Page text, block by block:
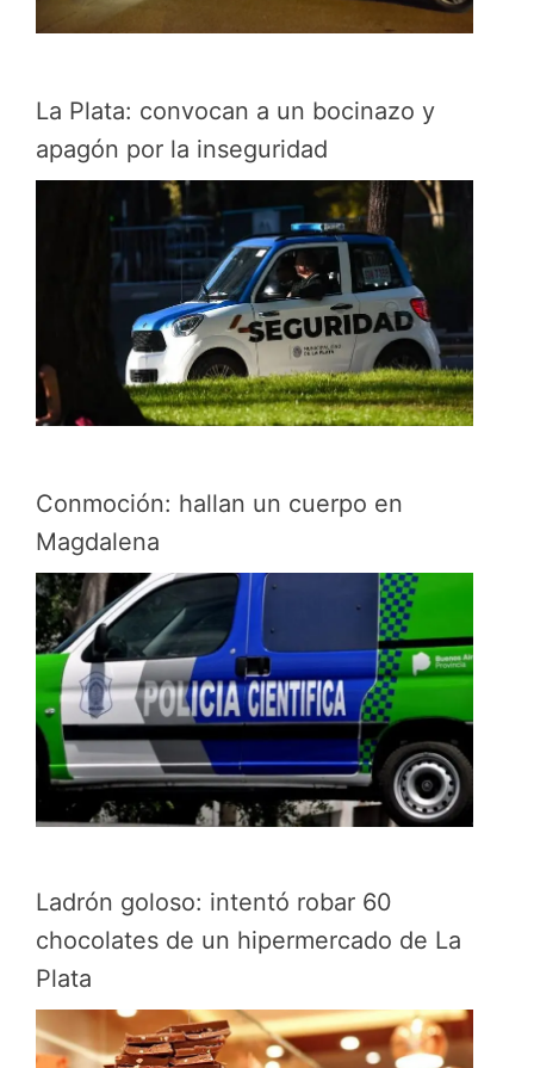
La Plata: convocan a un bocinazo y
apagón por la inseguridad
Conmoción: hallan un cuerpo en
Magdalena
Ladrón goloso: intentó robar 60
chocolates de un hipermercado de La
Plata